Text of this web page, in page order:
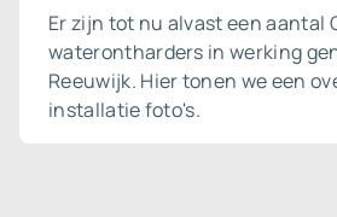
Er zijn tot nu alvast een aantal
waterontharders in werking
Reeuwijk. Hier tonen we een
installatie foto's.